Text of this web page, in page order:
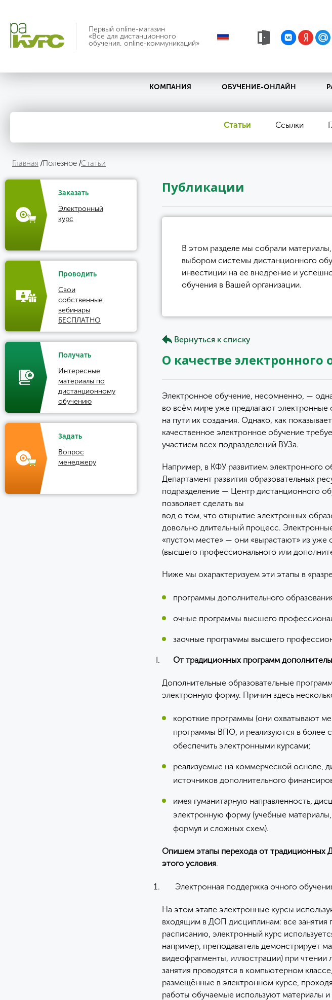
Первый online-магазин
«Все для дистанционного
обучения, online-коммуникаций»
КОМПАНИЯ ОБУЧЕНИЕ-ОНЛАЙН
Статьи Ссылки
Главная Полезное Статьи
Заказать
Электронный
курс
Проводить
Свои
собственные
вебинары
БЕСПЛАТНО
Получать
Интересные
материалы по
дистанционному
обучению
Задать
Вопрос
менеджеру
Публикации
В этом разделе мы собрали
выбором системы дистанционного
инвестиции на ее внедрение и
обучения в Вашей организации.
Вернуться к списку
О качестве электронного
Электронное обучение, несомненно, —
во всём мире уже предлагают электронные
на пути их создания. Однако, как
качественное электронное обучение
участием всех подразделений ВУЗа.
Например, в КФУ развитием электронного
Департамент развития образовательных
подразделение — Центр дистанционного
позволяет сделать вы
вод о том, что открытие электронных
довольно длительный процесс.
«пустом месте» — они «вырастают» из
(высшего профессионального или
Ниже мы охарактеризуем эти этапы в
программы дополнительного
очные программы высшего
заочные программы высшего
От традиционных программ
Дополнительные образовательные
электронную форму. Причин здесь
короткие программы (они охватывают
программы ВПО, и реализуются в более
обеспечить электронными курсами;
реализуемые на коммерческой основе,
источников дополнительного
имея гуманитарную направленность,
электронную форму (учебные
формул и сложных схем).
Опишем этапы перехода от традиционных
этого условия.
Электронная поддержка очного
На этом этапе электронные курсы
входящим в ДОП дисциплинам: все занятия
расписанию, электронный курс
например, преподаватель демонстрирует
видеофрагменты, иллюстрации) при чтении
занятия проводятся в компьютерном
размещённые в электронном курсе,
работы обучаемые используют материалы